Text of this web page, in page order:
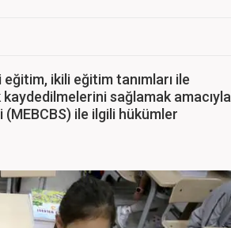
ikili eğitim tanımları ile
kaydedilmelerini sağlamak amacıyla
(MEBCBS) ile ilgili hükümler